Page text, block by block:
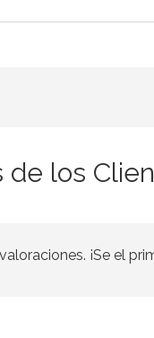
de los
¡Se el